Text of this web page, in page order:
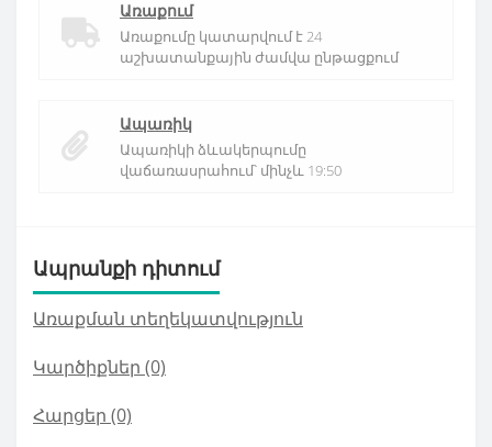
Առաքում
Առաքումը կատարվում է 24
աշխատանքային ժամվա ընթացքում
Ապառիկ
Ապառիկի ձևակերպումը
վաճառասրահում՝ մինչև 19:50
Ապրանքի դիտում
Առաքման տեղեկատվություն
Կարծիքներ (0)
Հարցեր (0)